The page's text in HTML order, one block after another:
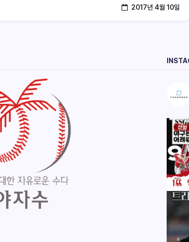
2017년 4월 10일